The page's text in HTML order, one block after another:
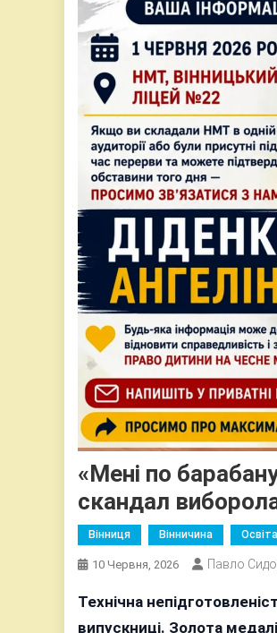
«Мені по
скандал
Вінниця Вінничина Освіта
10 Червня, 2026 Павло
Технічна
випускниці. Золота